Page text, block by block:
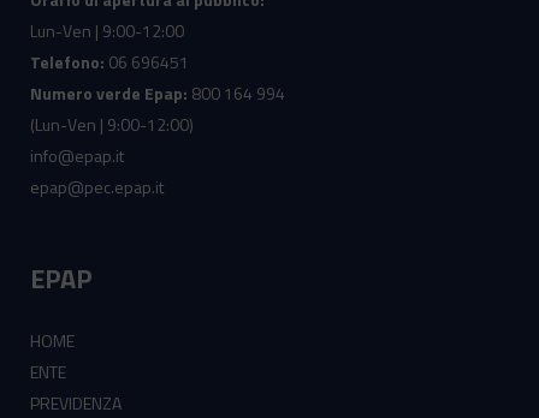
Lun-Ven | 9:00-12:00
Telefono: 06 696451
Numero verde Epap: 800 164 994
(Lun-Ven | 9:00-12:00)
info@epap.it
epap@pec.epap.it
EPAP
HOME
ENTE
PREVIDENZA